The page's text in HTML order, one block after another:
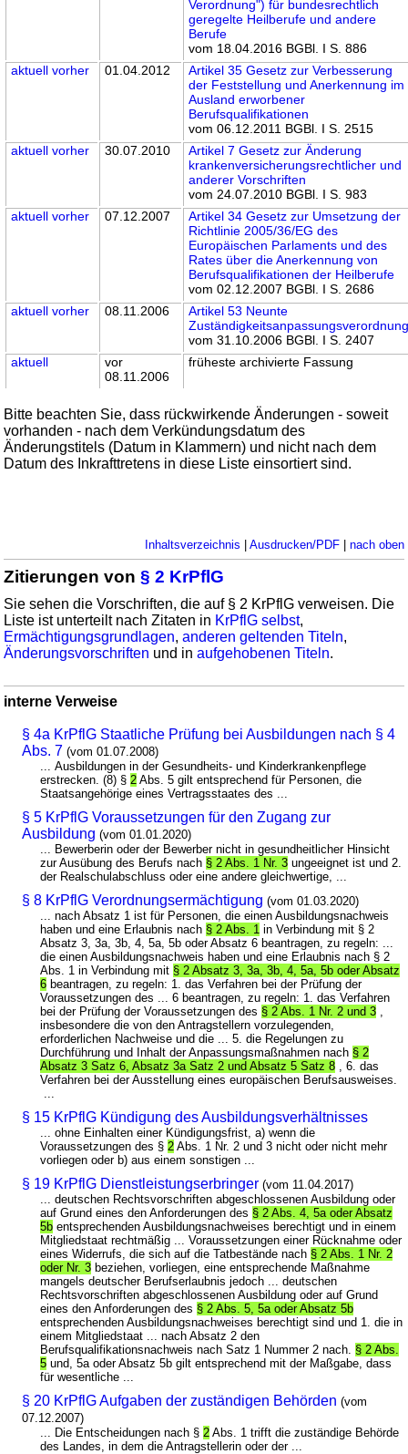
Verordnung") für bundesrechtlich
geregelte Heilberufe und andere
Berufe
vom 18.04.2016 BGBl. I S. 886
aktuell vorher 01.04.2012
Artikel 35 Gesetz zur Verbesserung
der Feststellung und Anerkennung im
Ausland erworbener
Berufsqualifikationen
vom 06.12.2011 BGBl. I S. 2515
aktuell vorher 30.07.2010
Artikel 7 Gesetz zur Änderung
krankenversicherungsrechtlicher und
anderer Vorschriften
vom 24.07.2010 BGBl. I S. 983
aktuell vorher 07.12.2007
Artikel 34 Gesetz zur Umsetzung der
Richtlinie 2005/36/EG des
Europäischen Parlaments und des
Rates über die Anerkennung von
Berufsqualifikationen der Heilberufe
vom 02.12.2007 BGBl. I S. 2686
aktuell vorher 08.11.2006
Artikel 53 Neunte
vom 31.10.2006 BGBl. I S. 2407
aktuell
vor
08.11.2006
früheste archivierte Fassung
Bitte beachten Sie, dass rückwirkende Änderungen - soweit
vorhanden - nach dem Verkündungsdatum des
Änderungstitels (Datum in Klammern) und nicht nach dem
Datum des Inkrafttretens in diese Liste einsortiert sind.
Inhaltsverzeichnis | Ausdrucken/PDF| nach oben
Zitierungen von§ 2 KrPflG
Sie sehen die Vorschriften, die auf § 2 KrPflG verweisen. Die
Liste ist unterteilt nach Zitaten in KrPflG selbst,
Ermächtigungsgrundlagen,anderen geltenden Titeln,
Änderungsvorschriften und inaufgehobenen Titeln.
interne Verweise
§ 4a KrPflG Staatliche Prüfung bei Ausbildungen nach § 4
Abs. 7 (vom 01.07.2008)
... Ausbildungen in der Gesundheits- und Kinderkrankenpflege
erstrecken. (8) § 2 Abs. 5 gilt entsprechend für Personen, die
Staatsangehörige eines Vertragsstaates des ...
§ 5 KrPflG Voraussetzungen für den Zugang zur
Ausbildung (vom 01.01.2020)
... Bewerberin oder der Bewerber nicht in gesundheitlicher Hinsicht
zur Ausübung des Berufs nach § 2 Abs. 1 Nr. 3 ungeeignet ist und 2.
der Realschulabschluss oder eine andere gleichwertige, ...
§ 8 KrPflG Verordnungsermächtigung (vom 01.03.2020)
... nach Absatz 1 ist für Personen, die einen Ausbildungsnachweis
haben und eine Erlaubnis nach § 2 Abs. 1 in Verbindung mit § 2
Absatz 3, 3a, 3b, 4, 5a, 5b oder Absatz 6 beantragen, zu regeln: ...
die einen Ausbildungsnachweis haben und eine Erlaubnis nach § 2
Abs. 1 in Verbindung mit § 2 Absatz 3, 3a, 3b, 4, 5a, 5b oder Absatz
6 beantragen, zu regeln: 1. das Verfahren bei der Prüfung der
Voraussetzungen des ... 6 beantragen, zu regeln: 1. das Verfahren
bei der Prüfung der Voraussetzungen des § 2 Abs. 1 Nr. 2 und 3
insbesondere die von den Antragstellern vorzulegenden,
erforderlichen Nachweise und die ... 5. die Regelungen zu
Durchführung und Inhalt der Anpassungsmaßnahmen nach § 2
Absatz 3 Satz 6, Absatz 3a Satz 2 und Absatz 5 Satz 8 , 6. das
Verfahren bei der Ausstellung eines europäischen Berufsausweises.
§ 15 KrPflG Kündigung des Ausbildungsverhältnisses
... ohne Einhalten einer Kündigungsfrist, a) wenn die
Voraussetzungen des § 2 Abs. 1 Nr. 2 und 3 nicht oder nicht mehr
vorliegen oder b) aus einem sonstigen ...
§ 19 KrPflG Dienstleistungserbringer (vom 11.04.2017)
... deutschen Rechtsvorschriften abgeschlossenen Ausbildung oder
auf Grund eines den Anforderungen des § 2 Abs. 4, 5a oder Absatz
5b entsprechenden Ausbildungsnachweises berechtigt und in einem
Mitgliedstaat rechtmäßig ... Voraussetzungen einer Rücknahme oder
eines Widerrufs, die sich auf die Tatbestände nach § 2 Abs. 1 Nr. 2
oder Nr. 3 beziehen, vorliegen, eine entsprechende Maßnahme
mangels deutscher Berufserlaubnis jedoch ... deutschen
Rechtsvorschriften abgeschlossenen Ausbildung oder auf Grund
eines den Anforderungen des § 2 Abs. 5, 5a oder Absatz 5b
entsprechenden Ausbildungsnachweises berechtigt sind und 1. die in
einem Mitgliedstaat ... nach Absatz 2 den
Berufsqualifikationsnachweis nach Satz 1 Nummer 2 nach. § 2 Abs.
5 und, 5a oder Absatz 5b gilt entsprechend mit der Maßgabe, dass
für wesentliche ...
§ 20 KrPflG Aufgaben der zuständigen Behörden (vom
07.12.2007)
... Die Entscheidungen nach § 2 Abs. 1 trifft die zuständige Behörde
des Landes, in dem die Antragstellerin oder der ...